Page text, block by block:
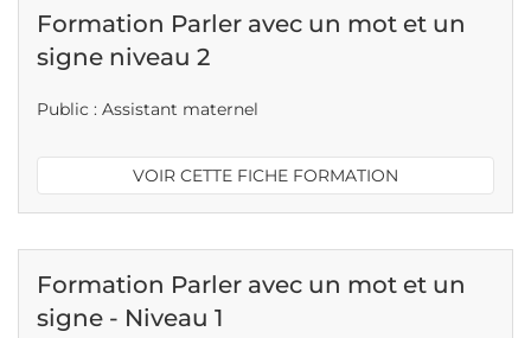
Formation Parler avec un mot et un
signe niveau 2
Public : Assistant maternel
VOIR CETTE FICHE FORMATION
Formation Parler avec un mot et un
signe - Niveau 1